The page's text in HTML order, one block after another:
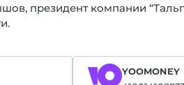
президент компании
YOOMONEY